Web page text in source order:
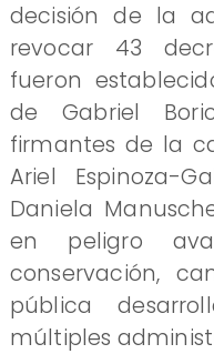
decisión de la
revocar 43
fueron
de Gabriel
firmantes de la
Ariel Espinoza-
Daniela
en peligro
conservación,
pública
múltiples